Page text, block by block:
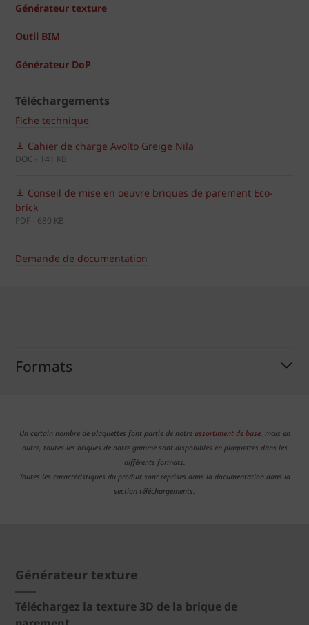
Générateur texture
Outil BIM
Générateur DoP
Téléchargements
Fiche technique
Cahier de charge Avolto Greige Nila
DOC - 141 KB
Conseil de mise en oeuvre briques de parement Eco-
brick
PDF - 680 KB
Demande de documentation
Formats
Un certain nombre de plaquettes font partie de notre assortiment de base, mais en
outre, toutes les briques de notre gamme sont disponibles en plaquettes dans les
différents formats.
Toutes les caractéristiques du produit sont reprises dans la documentation dans la
section téléchargements.
Générateur texture
Téléchargez la texture 3D de la brique de